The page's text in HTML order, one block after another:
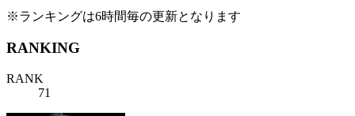
※ランキングは6時間毎の更新となります
RANKING
RANK
71